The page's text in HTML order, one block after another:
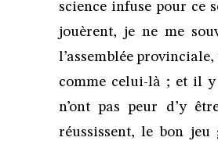
science infuse pour ce
jouèrent, je ne me
l’assemblée provinciale,
comme celui-là ; et il y
n’ont pas peur d’y
réussissent, le bon